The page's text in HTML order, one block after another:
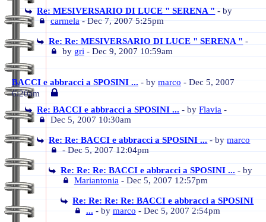
Re: MESIVERSARIO DI LUCE " SERENA " - by
carmela - Dec 7, 2007 5:25pm
Re: Re: MESIVERSARIO DI LUCE " SERENA " -
by gri - Dec 9, 2007 10:59am
BACCI e abbracci a SPOSINI ... - by marco - Dec 5, 2007
6:20am
Re: BACCI e abbracci a SPOSINI ... - byFlavia -
Dec 5, 2007 10:30am
Re: Re: BACCI e abbracci a SPOSINI ... - bymarco
- Dec 5, 2007 12:04pm
Re: Re: Re: BACCI e abbracci a SPOSINI ... - by
Mariantonia - Dec 5, 2007 12:57pm
Re: Re: Re: Re: BACCI e abbracci a SPOSINI
... - by marco - Dec 5, 2007 2:54pm